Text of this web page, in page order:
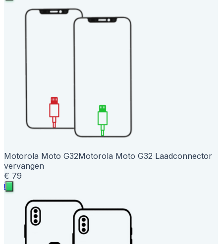
Motorola Moto G32Motorola Moto G32 Laadconnector
vervangen
€ 79
i